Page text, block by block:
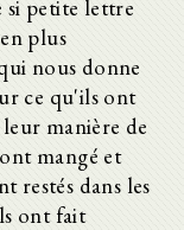
si petite lettre
plus
nous donne
ce qu'ils ont
manière de
mangé et
restés dans les
ont fait